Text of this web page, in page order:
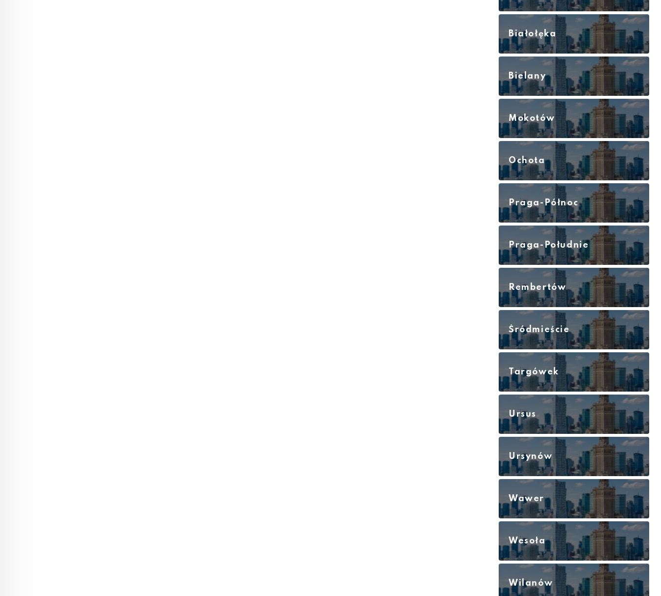
Białołęka
Bielany
Mokotów
Ochota
Praga-Północ
Praga-Południe
Rembertów
Śródmieście
Targówek
Ursus
Ursynów
Wawer
Wesoła
Wilanów